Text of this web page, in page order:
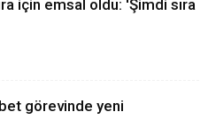
için emsal oldu: 'Şimdi sıra
görevinde yeni